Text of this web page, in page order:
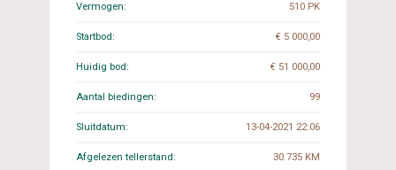
Vermogen: 510 PK
Startbod: € 5 000,00
Huidig bod: € 51 000,00
Aantal biedingen: 99
Sluitdatum: 13-04-2021 22:06
Afgelezen tellerstand: 30.735 KM